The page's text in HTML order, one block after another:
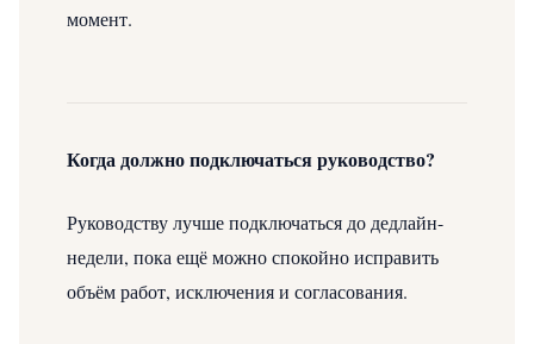
момент.
Когда должно подключаться руководство?
Руководству лучше подключаться до дедлайн-
недели, пока ещё можно спокойно исправить
объём работ, исключения и согласования.